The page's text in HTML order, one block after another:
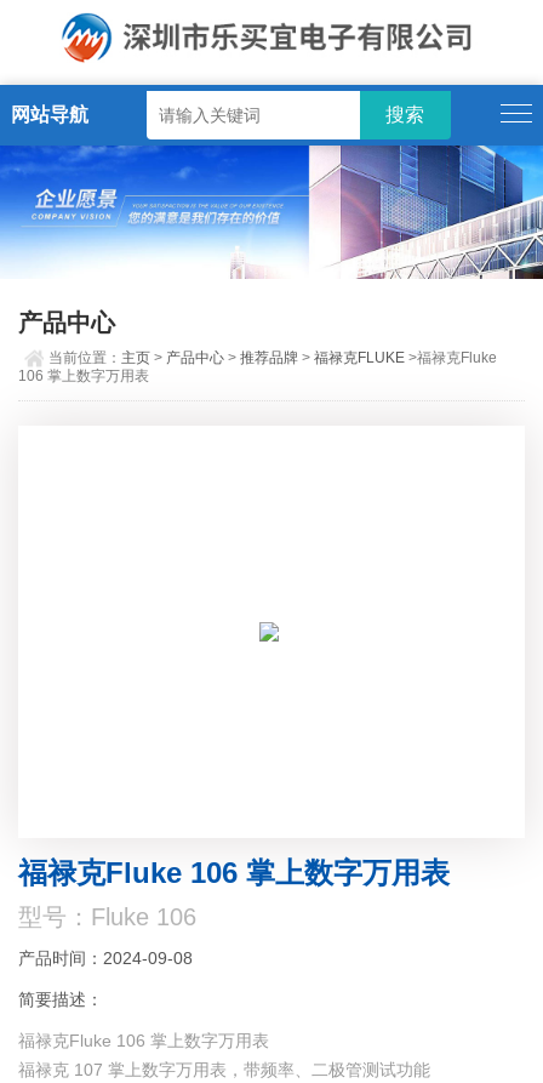
网站导航
产品中心
当前位置： 主页 > 产品中心 >推荐品牌 >福禄克FLUKE >福禄克Fluke
106 掌上数字万用表
福禄克Fluke 106 掌上数字万用表
型号：Fluke 106
产品时间：2024-09-08
简要描述：
福禄克Fluke 106 掌上数字万用表
福禄克 107 掌上数字万用表，带频率、二极管测试功能